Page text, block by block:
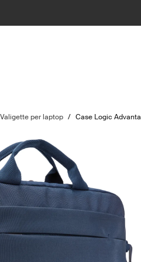
Valigette per laptop / Case Logic